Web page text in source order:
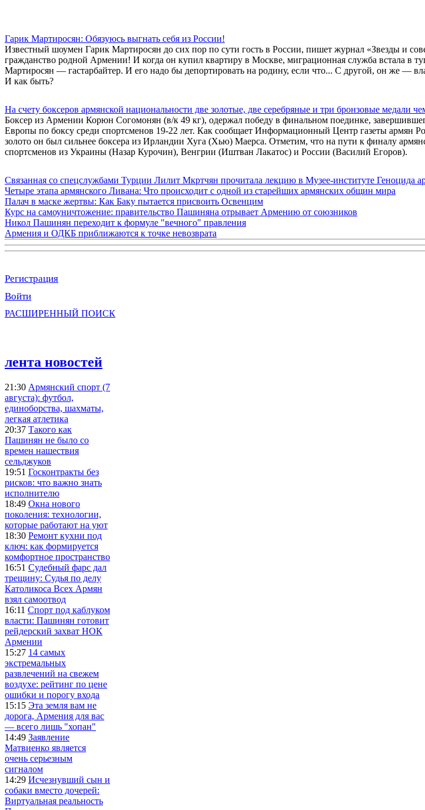
Гарик Мартиросян: Обязуюсь выгнать себя из России!
Известный шоумен Гарик Мартиросян до сих пор по сути гость в России, пишет журнал «Звезды и
гражданство родной Армении! И когда он купил квартиру в Москве, миграционная служба встала в
Мартиросян — гастарбайтер. И его надо бы депортировать на родину, если что... С другой, он же —
И как быть?
На счету боксеров армянской национальности две золотые, две серебряные и три бронзовые медали
Боксер из Армении Корюн Согомонян (в/к 49 кг), одержал победу в финальном поединке,
Европы по боксу среди спортсменов 19-22 лет. Как сообщает Информационный Центр газеты армян
золото он был сильнее боксера из Ирландии Хуга (Хью) Маерса. Отметим, что на пути к финалу
спортсменов из Украины (Назар Курочин), Венгрии (Иштван Лакатос) и России (Василий Егоров).
Связанная со спецслужбами Турции Лилит Мкртчян прочитала лекцию в Музее-институте Геноцида
Четыре этапа армянского Ливана: Что происходит с одной из старейших армянских общин мира
Палач в маске жертвы: Как Баку пытается присвоить Освенцим
Курс на самоуничтожение: правительство Пашиняна отрывает Армению от союзников
Никол Пашинян переходит к формуле "вечного" правления
Армения и ОДКБ приближаются к точке невозврата
Регистрация
Войти
РАСШИРЕННЫЙ ПОИСК
лента новостей
21:30 Армянский спорт (7
августа): футбол,
единоборства, шахматы,
легкая атлетика
20:37 Такого как
Пашинян не было со
времен нашествия
сельджуков
19:51 Госконтракты без
рисков: что важно знать
исполнителю
18:49 Окна нового
поколения: технологии,
которые работают на уют
18:30 Ремонт кухни под
ключ: как формируется
комфортное пространство
16:51 Судебный фарс дал
трещину: Судья по делу
Католикоса Всех Армян
взял самоотвод
16:11 Спорт под каблуком
власти: Пашинян готовит
рейдерский захват НОК
Армении
15:27 14 самых
экстремальных
развлечений на свежем
воздухе: рейтинг по цене
ошибки и порогу входа
15:15 Эта земля вам не
дорога, Армения для вас
— всего лишь "хопан"
14:49 Заявление
Матвиенко является
очень серьезным
сигналом
14:29 Исчезнувший сын и
собаки вместо дочерей:
Виртуальная реальность